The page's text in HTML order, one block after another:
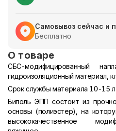
Самовывоз сейчас и
Бесплатно
О товаре
СБС-модифицированный
гидроизоляционный материал,
Срок службы материала 10-15
Биполь ЭПП состоит из
основы (полиэстер), на
высококачественное